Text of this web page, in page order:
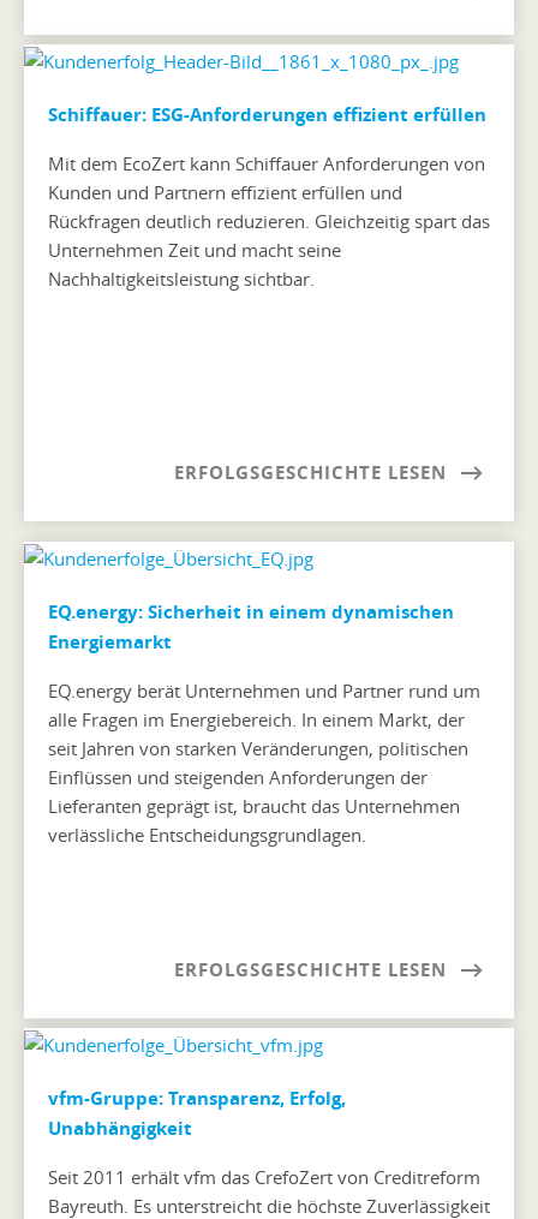
Schiffauer: ESG-Anforderungen effizient erfüllen
Mit dem EcoZert kann Schiffauer Anforderungen von
Kunden und Partnern effizient erfüllen und
Rückfragen deutlich reduzieren. Gleichzeitig spart das
Unternehmen Zeit und macht seine
Nachhaltigkeitsleistung sichtbar.
ERFOLGSGESCHICHTE LESEN
EQ.energy: Sicherheit in einem dynamischen
Energiemarkt
EQ.energy berät Unternehmen und Partner rund um
alle Fragen im Energiebereich. In einem Markt, der
seit Jahren von starken Veränderungen, politischen
Einflüssen und steigenden Anforderungen der
Lieferanten geprägt ist, braucht das Unternehmen
verlässliche Entscheidungsgrundlagen.
ERFOLGSGESCHICHTE LESEN
vfm-Gruppe: Transparenz, Erfolg,
Unabhängigkeit
Seit 2011 erhält vfm das CrefoZert von Creditreform
Bayreuth. Es unterstreicht die höchste Zuverlässigkeit